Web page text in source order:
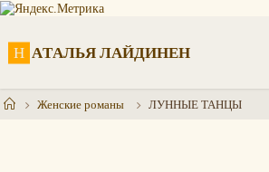
Перейти
Н АТАЛЬЯ ЛАЙДИНЕН
ГлавнаяЖенские романы ЛУННЫЕ ТАНЦЫ